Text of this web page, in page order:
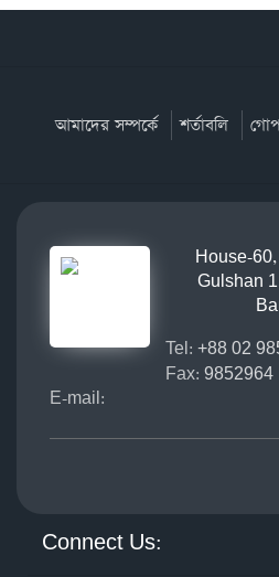
আমাদের সম্পর্কে শর্তাবলি
House-
Gulshan
Tel: +88 02
Fax: 9852964
E-mail:
Connect Us: